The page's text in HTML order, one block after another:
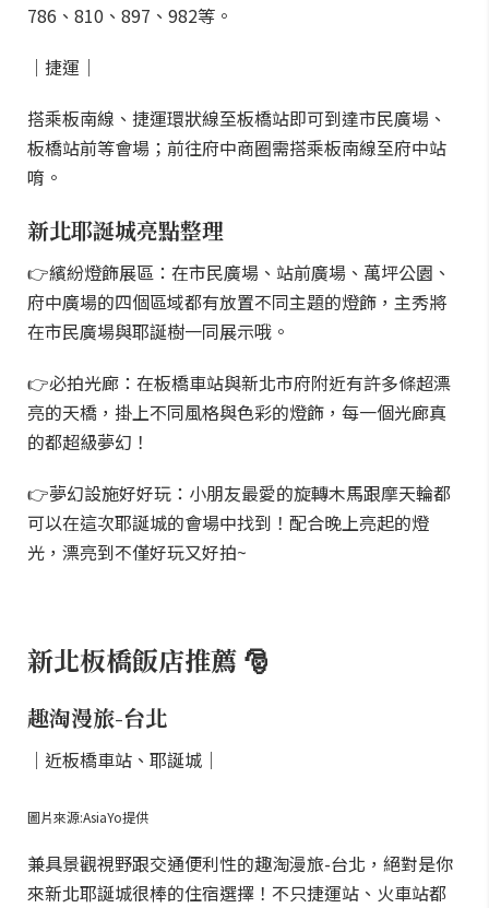
786、810、897、982等。
｜捷運｜
搭乘板南線、捷運環狀線至板橋站即可到達市民廣場、
板橋站前等會場；前往府中商圈需搭乘板南線至府中站
唷。
新北耶誕城亮點整理
👉繽紛燈飾展區：在市民廣場、站前廣場、萬坪公園、
府中廣場的四個區域都有放置不同主題的燈飾，主秀將
在市民廣場與耶誕樹一同展示哦。
👉必拍光廊：在板橋車站與新北市府附近有許多條超漂
亮的天橋，掛上不同風格與色彩的燈飾，每一個光廊真
的都超級夢幻！
👉夢幻設施好好玩：小朋友最愛的旋轉木馬跟摩天輪都
可以在這次耶誕城的會場中找到！配合晚上亮起的燈
光，漂亮到不僅好玩又好拍~
新北板橋飯店推薦 🎅
趣淘漫旅-台北
｜近板橋車站、耶誕城｜
圖片來源:AsiaYo提供
兼具景觀視野跟交通便利性的趣淘漫旅-台北，絕對是你
來新北耶誕城很棒的住宿選擇！不只捷運站、火車站都